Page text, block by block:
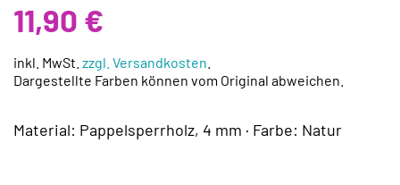
11,90 €
inkl. MwSt. zzgl. Versandkosten
Dargestellte Farben können vom Original abweichen.
Material: Pappelsperrholz, 4 mm · Farbe: Natur